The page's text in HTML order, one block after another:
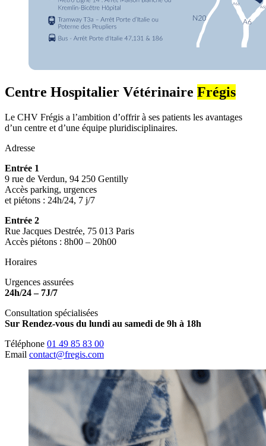
Centre Hospitalier Vétérinaire Frégis
Le CHV Frégis a l’ambition d’offrir à ses patients les avantages
d’un centre et d’une équipe pluridisciplinaires.
Adresse
Entrée 1
9 rue de Verdun, 94 250 Gentilly
Accès parking, urgences
et piétons : 24h/24, 7 j/7
Entrée 2
Rue Jacques Destrée, 75 013 Paris
Accès piétons : 8h00 – 20h00
Horaires
Urgences assurées
24h/24 – 7J/7
Consultation spécialisées
Sur Rendez-vous du lundi au samedi de 9h à 18h
Téléphone 01 49 85 83 00
Email contact@fregis.com